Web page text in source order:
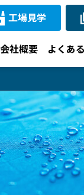
会社概要 よくあ
工場見学